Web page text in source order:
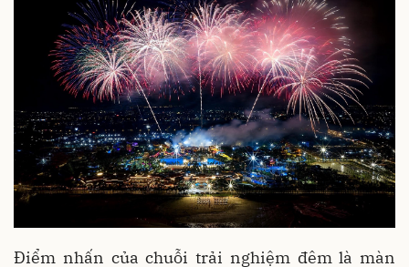
Điểm nhấn của chuỗi trải nghiệm đêm là màn